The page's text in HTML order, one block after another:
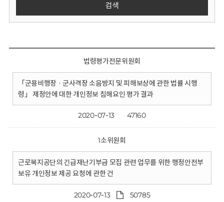
검색
법령평가전문위원회
「군용비행장 · 군사격장 소음방지 및 피해보상에 관한 법률 시행
령」 제정안에 대한 개인정보 침해요인 평가 결과
2020-07-13 47160
1소위원회
근로복지공단의 긴급재난기부금 모집 관련 업무를 위한 행정안전부
보유 개인정보 제공 요청에 관한 건
2020-07-13 50785